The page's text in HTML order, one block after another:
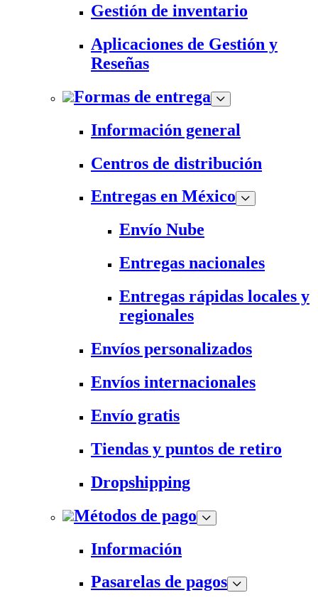
Gestión de inventario
Aplicaciones de Gestión y
Reseñas
Formas de entrega
Información general
Centros de distribución
Entregas en México
Envío Nube
Entregas nacionales
Entregas rápidas locales y
regionales
Envíos personalizados
Envíos internacionales
Envío gratis
Tiendas y puntos de retiro
Dropshipping
Métodos de pago
Información
Pasarelas de pagos